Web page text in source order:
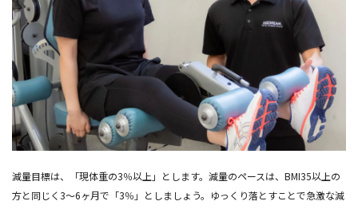
減量目標は、「現体重の3％以上」とします。減量のペースは、BMI35以上の
方と同じく3〜6ヶ月で「3％」としましょう。ゆっくり落とすことで急激な減